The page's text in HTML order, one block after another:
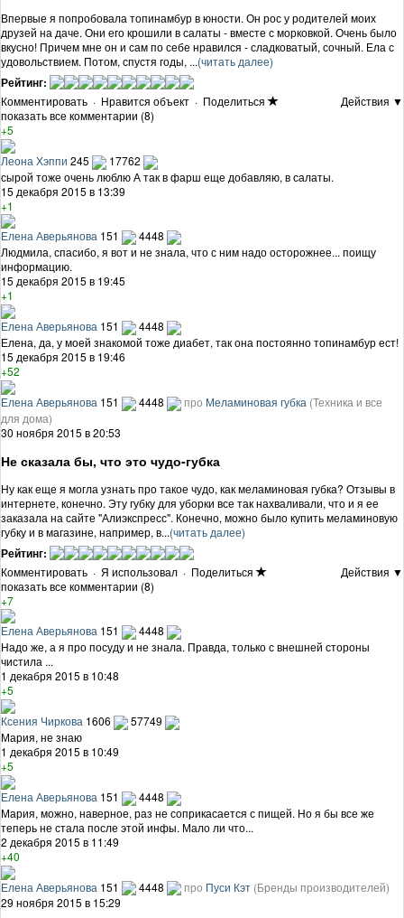
Впервые я попробовала топинамбур в юности. Он рос у родителей моих
друзей на даче. Они его крошили в салаты - вместе с морковкой. Очень было
вкусно! Причем мне он и сам по себе нравился - сладковатый, сочный. Ела с
удовольствием. Потом, спустя годы, ...(читать далее)
Рейтинг:
Комментировать · Нравится объект · Поделиться
Действия ▼
показать все комментарии (8)
+5
Леона Хэппи 245
17762
сырой тоже очень люблю А так в фарш еще добавляю, в салаты.
15 декабря 2015 в 13:39
+1
Елена Аверьянова 151
4448
Людмила, спасибо, я вот и не знала, что с ним надо осторожнее... поищу
информацию.
15 декабря 2015 в 19:45
+1
Елена Аверьянова 151
4448
Елена, да, у моей знакомой тоже диабет, так она постоянно топинамбур ест!
15 декабря 2015 в 19:46
+52
Елена Аверьянова 151 4448 про Меламиновая губка (Техника и все
для дома)
30 ноября 2015 в 20:53
Не сказала бы, что это чудо-губка
Ну как еще я могла узнать про такое чудо, как меламиновая губка? Отзывы в
интернете, конечно. Эту губку для уборки все так нахваливали, что и я ее
заказала на сайте "Алиэкспресс". Конечно, можно было купить меламиновую
губку и в магазине, например, в...(читать далее)
Рейтинг:
Комментировать · Я использовал · Поделиться
Действия ▼
показать все комментарии (8)
+7
Елена Аверьянова 151
4448
Надо же, а я про посуду и не знала. Правда, только с внешней стороны
чистила ...
1 декабря 2015 в 10:48
+5
Ксения Чиркова 1606
57749
Мария, не знаю
1 декабря 2015 в 10:49
+5
Елена Аверьянова 151
4448
Мария, можно, наверное, раз не соприкасается с пищей. Но я бы все же
теперь не стала после этой инфы. Мало ли что...
2 декабря 2015 в 11:49
+40
Елена Аверьянова 151 4448 про Пуси Кэт (Бренды производителей)
29 ноября 2015 в 15:29